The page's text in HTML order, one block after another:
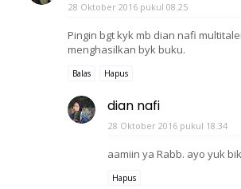
28 Oktober 2016 pukul 08.25
Pingin bgt kyk mb dian nafi
menghasilkan byk buku.
Balas Hapus
dian nafi
28 Oktober 2016 pukul 18.34
aamiin ya Rabb. ayo yuk
Hapus